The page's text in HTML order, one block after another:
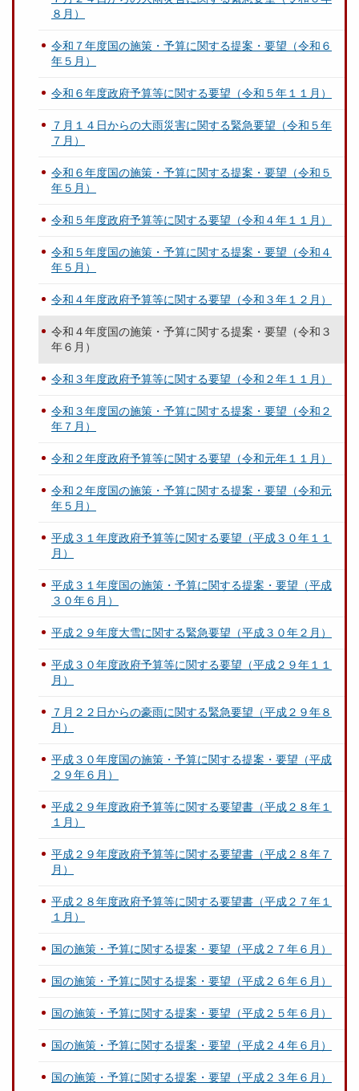
８月）
令和７年度国の施策・予算に関する提案・要望（令和６
年５月）
令和６年度政府予算等に関する要望（令和５年１１月）
７月１４日からの大雨災害に関する緊急要望（令和５年
７月）
令和６年度国の施策・予算に関する提案・要望（令和５
年５月）
令和５年度政府予算等に関する要望（令和４年１１月）
令和５年度国の施策・予算に関する提案・要望（令和４
年５月）
令和４年度政府予算等に関する要望（令和３年１２月）
令和４年度国の施策・予算に関する提案・要望（令和３
年６月）
令和３年度政府予算等に関する要望（令和２年１１月）
令和３年度国の施策・予算に関する提案・要望（令和２
年７月）
令和２年度政府予算等に関する要望（令和元年１１月）
令和２年度国の施策・予算に関する提案・要望（令和元
年５月）
平成３１年度政府予算等に関する要望（平成３０年１１
月）
平成３１年度国の施策・予算に関する提案・要望（平成
３０年６月）
平成２９年度大雪に関する緊急要望（平成３０年２月）
平成３０年度政府予算等に関する要望（平成２９年１１
月）
７月２２日からの豪雨に関する緊急要望（平成２９年８
月）
平成３０年度国の施策・予算に関する提案・要望（平成
２９年６月）
平成２９年度政府予算等に関する要望書（平成２８年１
１月）
平成２９年度政府予算等に関する要望書（平成２８年７
月）
平成２８年度政府予算等に関する要望書（平成２７年１
１月）
国の施策・予算に関する提案・要望（平成２７年６月）
国の施策・予算に関する提案・要望（平成２６年６月）
国の施策・予算に関する提案・要望（平成２５年６月）
国の施策・予算に関する提案・要望（平成２４年６月）
国の施策・予算に関する提案・要望（平成２３年６月）